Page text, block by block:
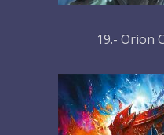
19.- Orion